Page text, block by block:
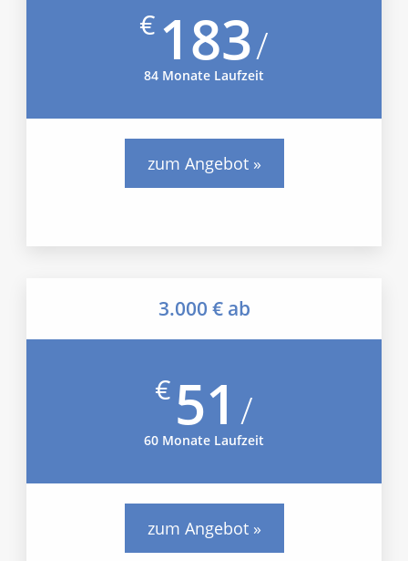
€ 183/
84 Monate Laufzeit
zum Angebot »
3.000 € ab
€51 /
60 Monate Laufzeit
zum Angebot »